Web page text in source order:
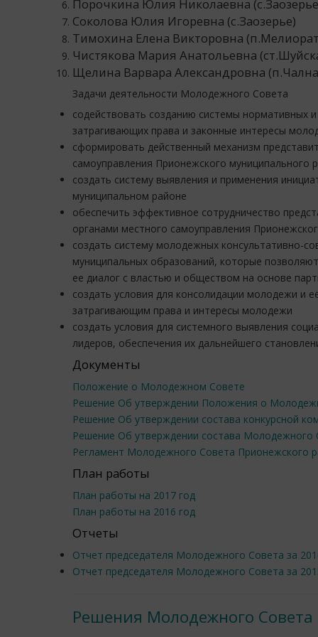
Порочкина Юлия Николаевна
Соколова Юлия Игоревна (с.Заозерье)
Тимохина Елена Викторовна
Чистякова Мария Анатольевна
Щелина Варвара Александровна
Задачи деятельности Молодежного Совета
содействовать созданию системы нормативных
затрагивающих права и законные интересы
сформировать действенный механизм
самоуправления Прионежского муниципального
создать систему выявления и применения
муниципальном районе
обеспечить эффективное сотрудничество
органами местного самоуправления
создать систему молодежных консультативно-с
муниципальных образований, которые
ее диалог с властью и обществом на основе
создать условия для консолидации молодежи и
затрагивающим права и интересы молодежи
создать условия для системного выявления
лидеров, обеспечения их дальнейшего
Документы
Положение о Молодежном Совете
Решение Об утверждении Положения о
Решение Об утверждении состава конкурсной
Решение Об утверждении состава Молодежного
Регламент Молодежного Совета Прионежского
План работы
План работы на 2017 год
План работы на 2016 год
Отчеты
Отчет председателя Молодежного Совета за
Отчет председателя Молодежного Совета за
Решения Молодежного Совета